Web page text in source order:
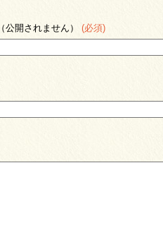
公開されません） (必須)